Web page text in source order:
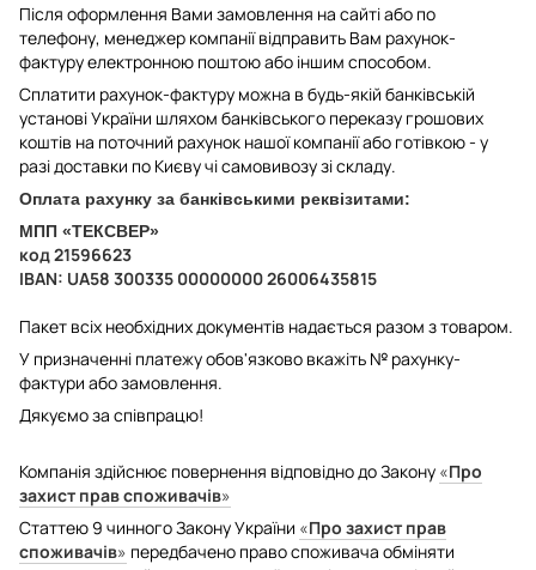
Після оформлення Вами замовлення на сайті або по
телефону, менеджер компанії відправить Вам рахунок-
фактуру електронною поштою або іншим способом.
Сплатити рахунок-фактуру можна в будь-якій банківській
установі України шляхом банківського переказу грошових
коштів на поточний рахунок нашої компанії або готівкою - у
разі доставки по Києву чі самовивозу зі складу.
Оплата рахунку за банківськими реквізитами:
МПП «ТЕКСВЕР»
код 21596623
IBAN: UA58 300335 00000000 26006435815
Пакет всіх необхідних документів надається разом з товаром.
У призначенні платежу обов'язково вкажіть № рахунку-
фактури або замовлення.
Дякуємо за співпрацю!
Компанія здійснює повернення відповідно до Закону «Про
захист прав споживачів»
Статтею 9 чинного Закону України «Про захист прав
споживачів» передбачено право споживача обміняти